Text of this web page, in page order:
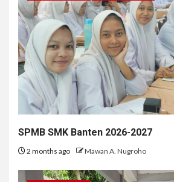
SPMB SMK Banten 2026-2027
2 months ago Mawan A. Nugroho